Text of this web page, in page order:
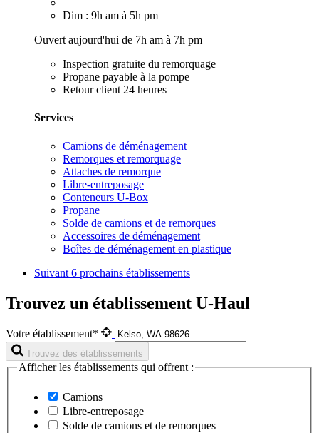
Dim : 9h am à 5h pm
Ouvert aujourd'hui de 7h am à 7h pm
Inspection gratuite du remorquage
Propane payable à la pompe
Retour client 24 heures
Services
Camions de déménagement
Remorques et remorquage
Attaches de remorque
Libre-entreposage
Conteneurs U-Box
Propane
Solde de camions et de remorques
Accessoires de déménagement
Boîtes de déménagement en plastique
Suivant 6 prochains établissements
Trouvez un établissement U-Haul
Votre établissement*
Trouvez des établissements
Afficher les établissements qui offrent :
Camions
Libre-entreposage
Solde de camions et de remorques